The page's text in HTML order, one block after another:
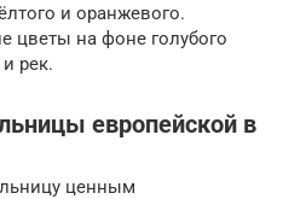
и оранжевого.
цветы на фоне голубого
рек.
европейской в
ценным